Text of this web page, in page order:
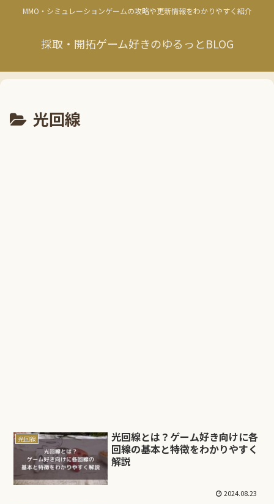
MMO・シミュレーションゲームの攻略や更新情報をわかりやすく紹介
採取・開拓ゲーム好きのゆるっとBLOG
光回線
光回線
光回線とは？ゲーム好き向けに各
回線の基本と特徴をわかりやすく
解説
2024.08.23